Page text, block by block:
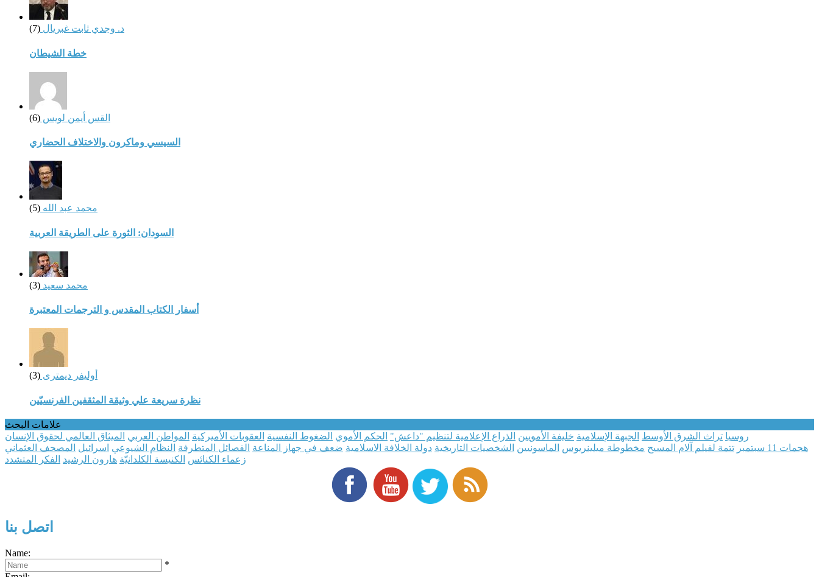
د. وجدي ثابت غبريال (7)
خطة الشيطان
القس أيمن لويس (6)
السيسي وماكرون والاختلاف الحضاري
محمد عبد الله (5)
السودان: الثورة على الطريقة العربية
محمد سعيد (3)
أسفار الكتاب المقدس و الترجمات المعتبرة
أوليفر ديمترى (3)
نظرة سريعة علي وثيقة المثقفين الفرنسيّين
علامات البحث
روسيا تراث الشرق الأوسط الجبهة الإسلامية خليفة الأمويين الذراع الإعلامية لتنظيم "داعش" الحكم الأموي الضغوط النفسية العقوبات الأميركية المواطن العربي الميثاق العالمي لحقوق الإنسان
هجمات 11 سبتمبر
تتمة لفيلم آلام المسيح مخطوطة ميلينريوس الماسونيين الشخصيات التاريخية دولة الخلافة الاسلامية ضعف في جهاز المناعة الفصائل المتطرفة النظام الشيوعي اسرائيل المصحف العثماني
زعماء الكنائس الكنيسة الكلدانيّة هارون الرشيد الفكر المتشدد
اتصل بنا
Name:
*